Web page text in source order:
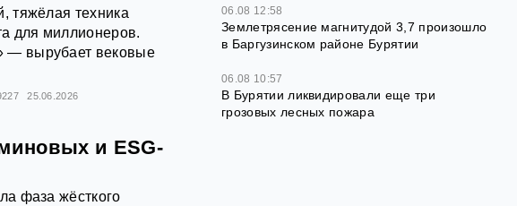
тяжёлая техника
для миллионеров.
— вырубает вековые
25.06.2026
и ESG-
фаза жёсткого
06.08 12:58
Землетрясение магнитудой 3,7 произошло
в Баргузинском районе Бурятии
06.08 10:57
В Бурятии ликвидировали еще три
грозовых лесных пожара